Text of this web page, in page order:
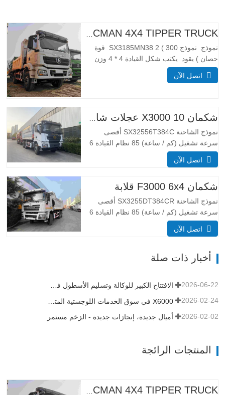
نموذج نموذج SX3185MN38 2 ( 300 قوة
حصان ) يقود يكتب شكل القيادة 4 * 4 وزن
معلمة الوزن مكتمل تطويق الكتلة (كجم)
كبح الوزن 55 00 إجمالي كتلة التحميل (كجم)
عالية…
اتصل الآن
نموذج الشاحنة SX32556T384C أقصى
سرعة تشغيل (كم / ساعة) 85 نظام القيادة 6
الهيدروليكي الرفع الأوسط أو الرفع الأمامي
HYVA نهج /…
اتصل الآن
شكمان F3000 6x4 قلابة
نموذج الشاحنة SX3255DT384CR أقصى
سرعة تشغيل (كم / ساعة) 85 نظام القيادة 6
اتصل الآن
أخبار ذات صلة
الافتتاح الكبير للوكالة وتسليم الأسطول في تنزانيا 2026-06-22
2026-02-24
أميال جديدة، إنجازات جديدة - الزخم مستمر 2026-02-02
المنتجات الرائجة